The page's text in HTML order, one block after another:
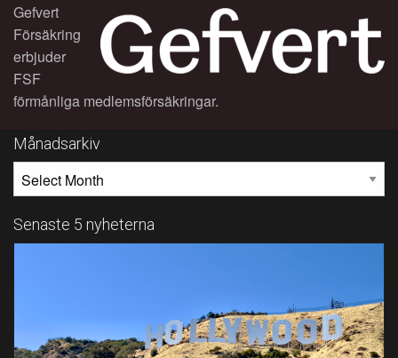
Gefvert
Försäkring
erbjuder
FSF
förmånliga medlemsförsäkringar.
Månadsarkiv
Senaste 5 nyheterna